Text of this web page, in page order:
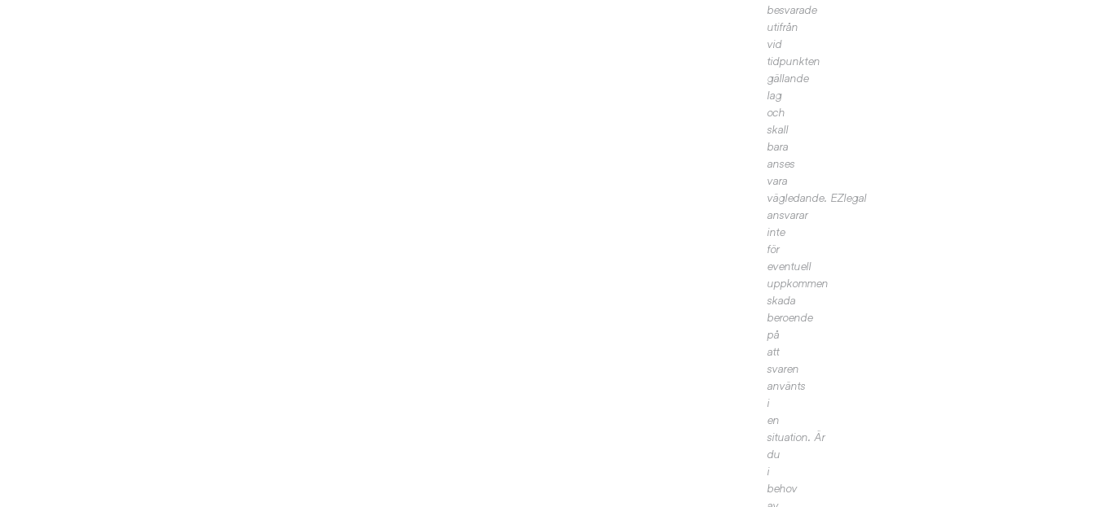
besvarade
utifrån
vid
tidpunkten
gällande
lag
och
skall
bara
anses
vara
vägledande. EZlegal
ansvarar
inte
för
eventuell
uppkommen
skada
beroende
på
att
svaren
använts
i
en
situation. Är
du
i
behov